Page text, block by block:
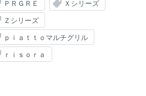
ＰＲＧＲＥ
Ｘシリーズ
Ｚシリーズ
ｐｉａｔｔｏマルチグリル
ｒｉｓｏｒａ